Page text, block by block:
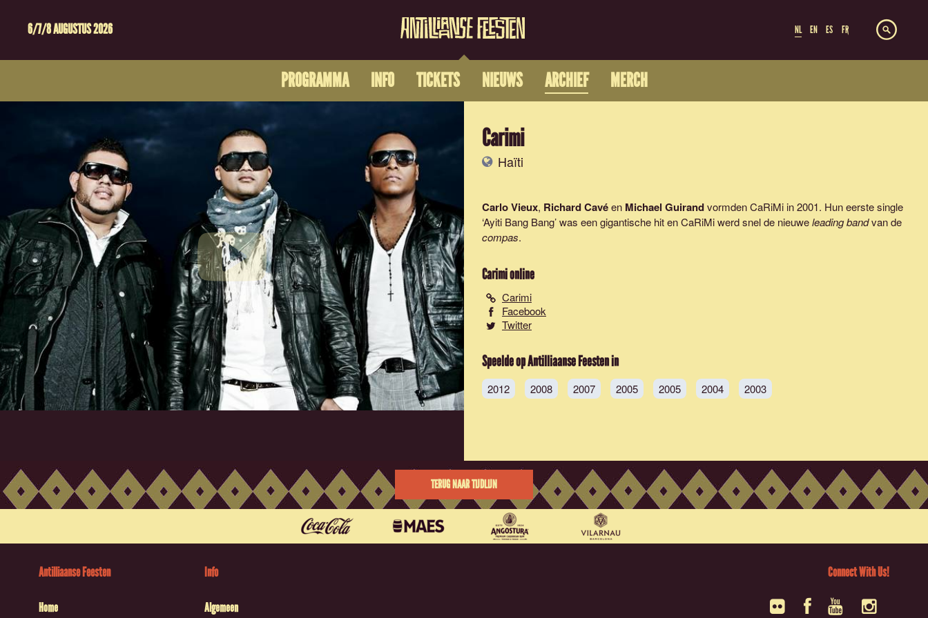
6/7/8 AUGUSTUS 2026 NL EN ES FR
PROGRAMMA INFO TICKETS NIEUWS ARCHIEF MERCH
Carimi
Haïti
Carlo Vieux, Richard Cavéen Michael Guirandvormden CaRiMi in 2001. Hun eerste single
‘Ayiti Bang Bang’ was een gigantische hit en CaRiMi werd snel de nieuweleading bandvan de
compas.
Carimionline
Carimi
Facebook
Twitter
Speelde op Antilliaanse Feesten in
2012 2008 2007 2005 2005 2004 2003
TERUG NAAR TIJDLIJN
Antilliaanse Feesten
Home
Info
Algemeen
Connect With Us!